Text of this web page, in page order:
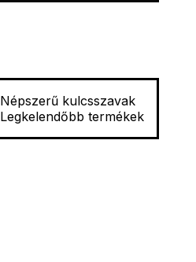
Népszerű kulcsszavak
Legkelendőbb termékek